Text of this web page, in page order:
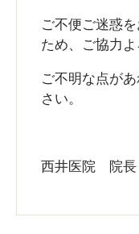
ご不便ご迷惑
ため、ご協力よ
ご不明な点が
さい。
西井医院 院長